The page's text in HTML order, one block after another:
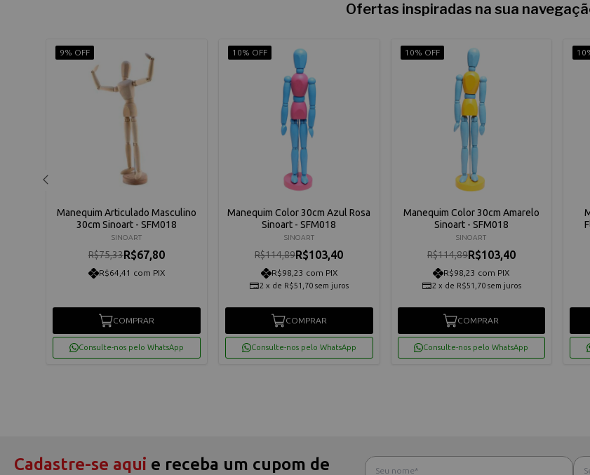
Ofertas inspiradas na sua
9% OFF
Manequim Articulado Masculino
30cm Sinoart - SFM018
SINOART
R$75,33R$67,80
R$64,41 com PIX
COMPRAR
Consulte-nos pelo WhatsApp
10% OFF
Manequim Color 30cm Azul Rosa
Sinoart - SFM018
SINOART
R$114,89R$103,40
R$98,23 com PIX
2 x de R$51,70 sem juros
COMPRAR
Consulte-nos pelo WhatsApp
10% OFF
Manequim Color 30cm Amarelo
Sinoart - SFM018
SINOART
R$114,89R$103,40
R$98,23 com PIX
2 x de R$51,70 sem juros
COMPRAR
Consulte-nos pelo WhatsApp
Cadastre-se aqui e receba um cupom de